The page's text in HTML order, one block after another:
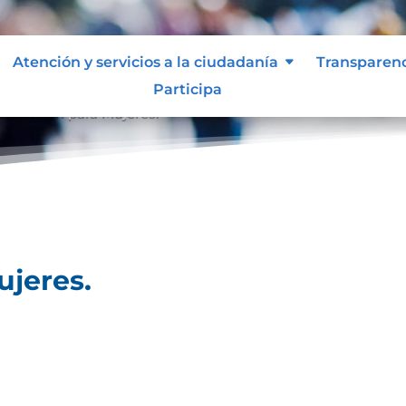
Atención y servicios a la ciudadanía
Participa